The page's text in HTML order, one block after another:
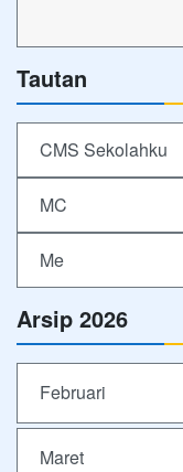
Tautan
CMS Sekolahku
MC
Me
Arsip 2026
Februari
Maret